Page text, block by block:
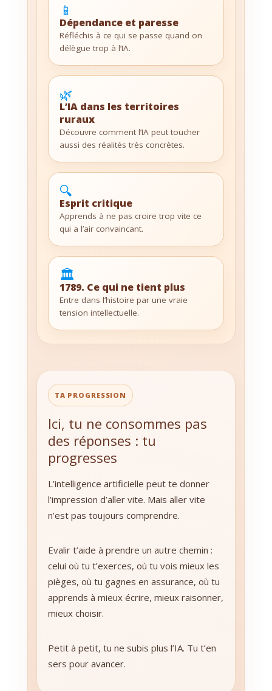
📱
Dépendance et paresse
Réfléchis à ce qui se passe quand on
délègue trop à l’IA.
🌿
L’IA dans les territoires
ruraux
Découvre comment l’IA peut toucher
aussi des réalités très concrètes.
🔍
Esprit critique
Apprends à ne pas croire trop vite ce
qui a l’air convaincant.
🏛️
1789. Ce qui ne tient plus
Entre dans l’histoire par une vraie
tension intellectuelle.
TA PROGRESSION
Ici, tu ne consommes pas
des réponses : tu
progresses
L’intelligence artificielle peut te donner
l’impression d’aller vite. Mais aller vite
n’est pas toujours comprendre.
Evalir t’aide à prendre un autre chemin :
celui où tu t’exerces, où tu vois mieux les
pièges, où tu gagnes en assurance, où tu
apprends à mieux écrire, mieux raisonner,
mieux choisir.
Petit à petit, tu ne subis plus l’IA. Tu t’en
sers pour avancer.